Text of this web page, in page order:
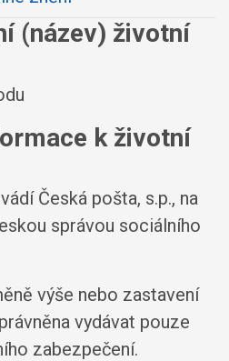
(název) životní
k životní
Česká pošta, s.p., na
správou sociálního
výše nebo zastavení
vydávat pouze
zabezpečení.